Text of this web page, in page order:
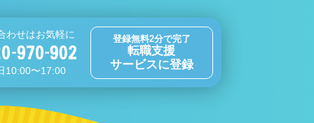
わせはお気軽に
10:00〜17:00
登録無料2分で完了
転職支援
サービスに登録